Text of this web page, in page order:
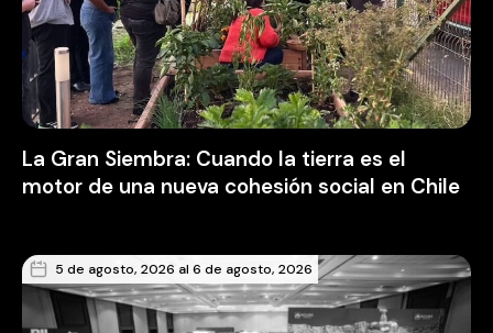
La Gran Siembra: Cuando la tierra es el
motor de una nueva cohesión social en Chile
5 de agosto, 2026 al 6 de agosto, 2026